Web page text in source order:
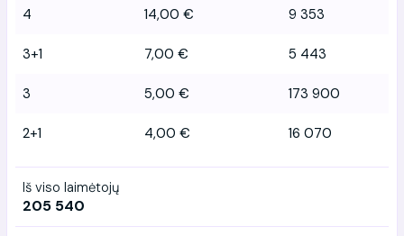
4 14,00 € 9 353
3+1 7,00 € 5 443
3 5,00 € 173 900
2+1 4,00 € 16 070
Iš viso laimėtojų
205 540